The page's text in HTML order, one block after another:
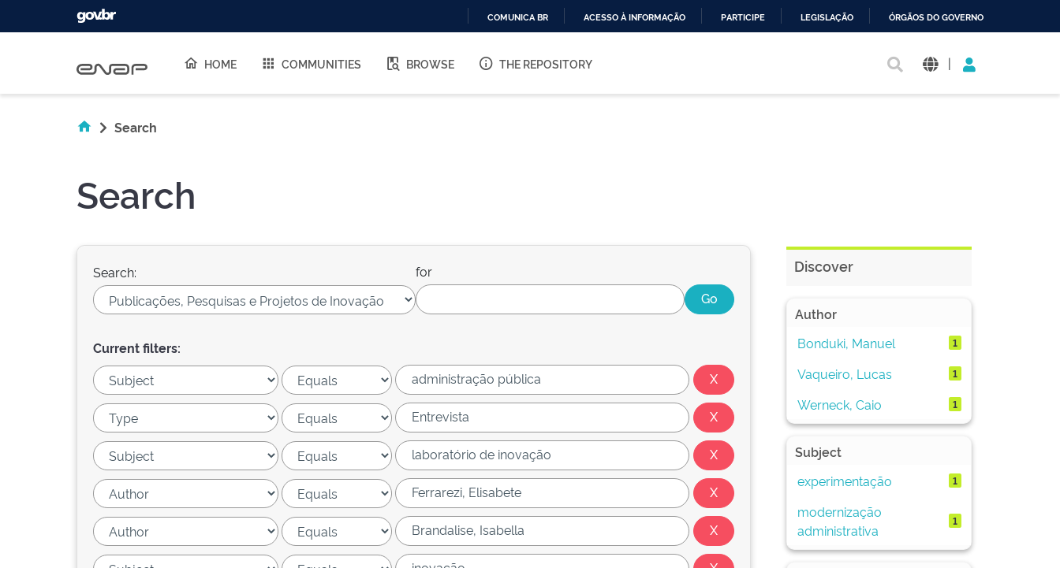
O
COMUNICA BR ACESSO À INFORMAÇÃO PARTICIPE LEGISLAÇÃO ÓRGÃOS DO GOVERNO
HOME COMMUNITIES BROWSE THE REPOSITORY |
Search
Search
Search: for
Current filters:
Discover
Author
Bonduki, Manuel
1
Vaqueiro, Lucas 1
Werneck, Caio 1
Subject
experimentação
1
modernização
administrativa
1